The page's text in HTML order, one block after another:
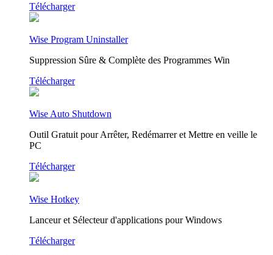
Télécharger
Wise Program Uninstaller
Suppression Sûre & Complète des Programmes Win
Télécharger
Wise Auto Shutdown
Outil Gratuit pour Arrêter, Redémarrer et Mettre en veille le
PC
Télécharger
Wise Hotkey
Lanceur et Sélecteur d'applications pour Windows
Télécharger